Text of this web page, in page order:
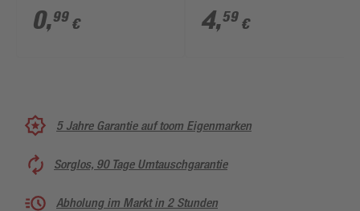
0,99 €
Abendfeuer'
4,59 €
5 Jahre Garantie auf toom Eigenmarken
Sorglos, 90 Tage Umtauschgarantie
Abholung im Markt in 2 Stunden